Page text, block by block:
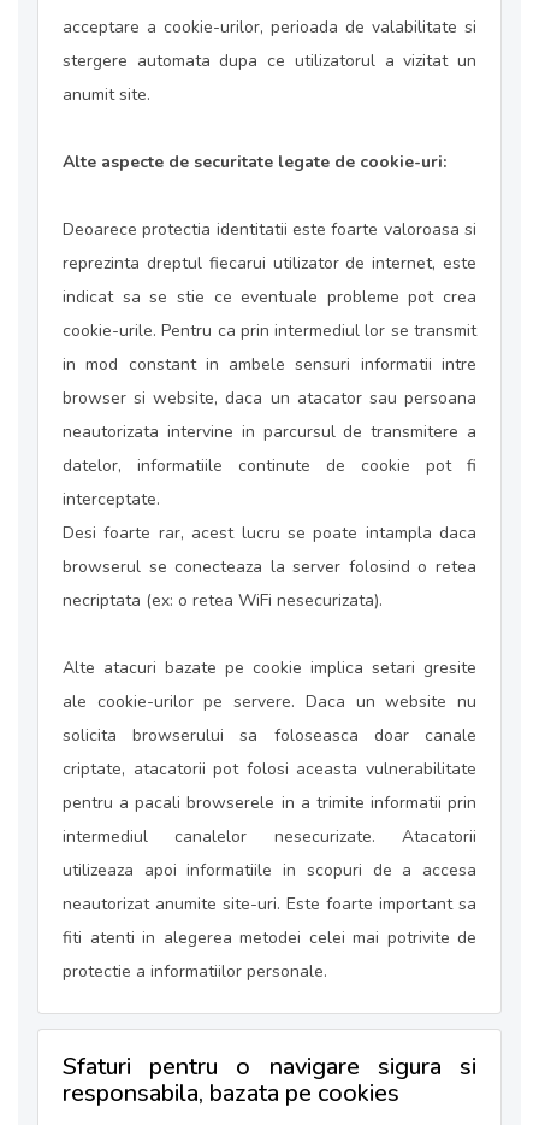
acceptare a cookie-urilor, perioada de valabilitate si
stergere automata dupa ce utilizatorul a vizitat un
anumit site.
Alte aspecte de securitate legate de cookie-uri:
Deoarece protectia identitatii este foarte valoroasa si
reprezinta dreptul fiecarui utilizator de internet, este
indicat sa se stie ce eventuale probleme pot crea
cookie-urile. Pentru ca prin intermediul lor se transmit
in mod constant in ambele sensuri informatii intre
browser si website, daca un atacator sau persoana
neautorizata intervine in parcursul de transmitere a
datelor, informatiile continute de cookie pot fi
interceptate.
Desi foarte rar, acest lucru se poate intampla daca
browserul se conecteaza la server folosind o retea
necriptata (ex: o retea WiFi nesecurizata).
Alte atacuri bazate pe cookie implica setari gresite
ale cookie-urilor pe servere. Daca un website nu
solicita browserului sa foloseasca doar canale
criptate, atacatorii pot folosi aceasta vulnerabilitate
pentru a pacali browserele in a trimite informatii prin
intermediul canalelor nesecurizate. Atacatorii
utilizeaza apoi informatiile in scopuri de a accesa
neautorizat anumite site-uri. Este foarte important sa
fiti atenti in alegerea metodei celei mai potrivite de
protectie a informatiilor personale.
Sfaturi pentru o navigare sigura si
responsabila, bazata pe cookies